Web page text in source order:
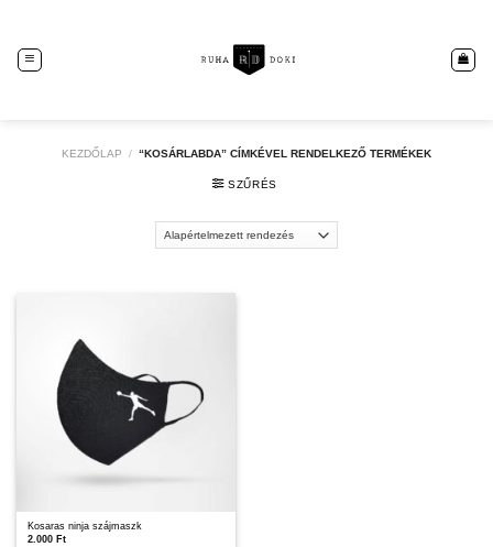
KEZDŐLAP / “KOSÁRLABDA” CÍMKÉVEL RENDELKEZŐ TERMÉKEK
SZŰRÉS
Kosaras ninja szájmaszk
2.000 Ft